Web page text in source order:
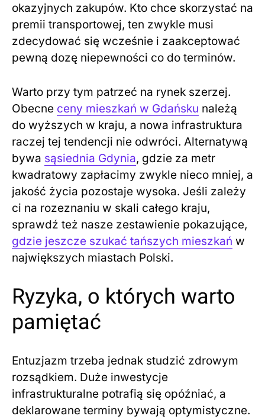
okazyjnych zakupów. Kto chce skorzystać na
premii transportowej, ten zwykle musi
zdecydować się wcześnie i zaakceptować
pewną dozę niepewności co do terminów.
Warto przy tym patrzeć na rynek szerzej.
Obecne ceny mieszkań w Gdańsku należą
do wyższych w kraju, a nowa infrastruktura
raczej tej tendencji nie odwróci. Alternatywą
bywa sąsiednia Gdynia, gdzie za metr
kwadratowy zapłacimy zwykle nieco mniej, a
jakość życia pozostaje wysoka. Jeśli zależy
ci na rozeznaniu w skali całego kraju,
sprawdź też nasze zestawienie pokazujące,
gdzie jeszcze szukać tańszych mieszkań w
największych miastach Polski.
Ryzyka, o których warto
pamiętać
Entuzjazm trzeba jednak studzić zdrowym
rozsądkiem. Duże inwestycje
infrastrukturalne potrafią się opóźniać, a
deklarowane terminy bywają optymistyczne.